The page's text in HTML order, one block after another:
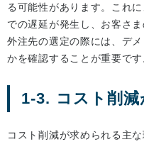
る可能性があります。これ
での遅延が発生し、お客さ
外注先の選定の際には、デ
かを確認することが重要です
1-3. コスト削
コスト削減が求められる主